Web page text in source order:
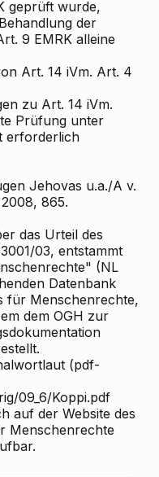
geprüft wurde,
der
9 EMRK alleine
Art. 14 iVm. Art. 4
zu Art. 14 iVm.
Prüfung unter
erforderlich
Jehovas u.a./A v.
865.
das Urteil des
03, entstammt
(NL
Datenbank
für Menschenrechte,
dem OGH zur
(pdf-
09_6/Koppi.pdf
auf der Website des
Menschenrechte